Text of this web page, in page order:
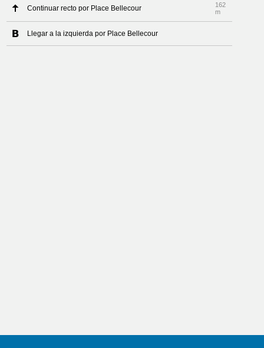
Continuar recto por Place Bellecour
162
m
Llegar a la izquierda por Place Bellecour